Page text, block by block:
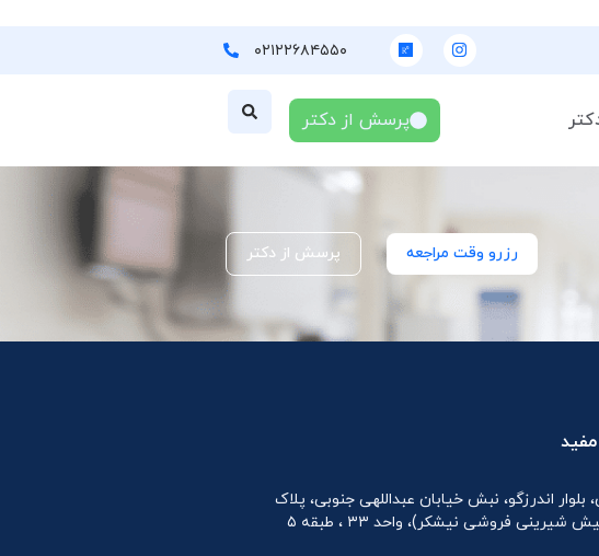
۰۲۱۲۲۶۸۴۵۵۰
پرسش از دکتر
رزرو وقت مراجعه پرسش از دکتر
بلوار اندرزگو، نبش خیابان عبداللهی جنوبی، پلاک